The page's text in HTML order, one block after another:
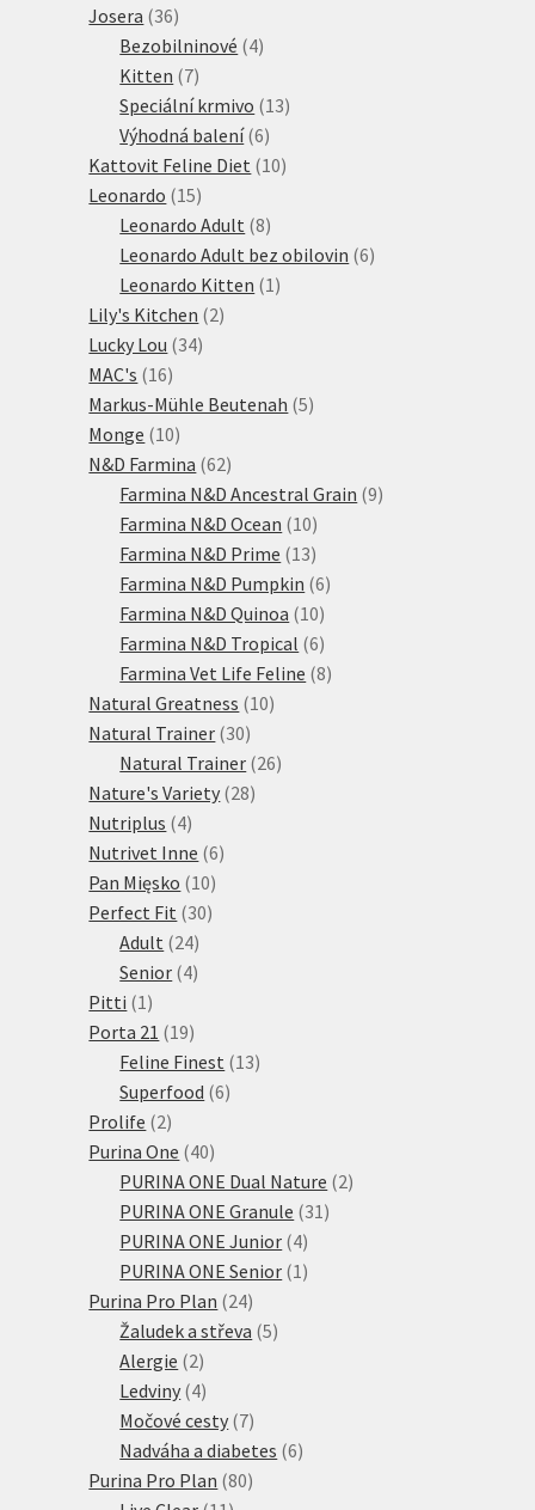
Josera 3636
produktů
Bezobilninové 44
Kitten 77
produktů
Speciální krmivo 1313
Výhodná balení 66
produktů
Kattovit Feline Diet 1010
Leonardo 1515
produktů
Leonardo Adult 88
produktů
Leonardo Adult bez obilovin 66
Leonardo Kitten 1 1
Lily's Kitchen 22
Lucky Lou 3434
MAC's 1616
produktů
Markus-Mühle Beutenah 55
Monge 1010
produktů
N&D Farmina 6262
produktů
Farmina N&D Ancestral Grain 99
Farmina N&D Ocean 1010
produktů
Farmina N&D Prime 1313
produktů
Farmina N&D Pumpkin 66
Farmina N&D Quinoa 1010
produktů
Farmina N&D Tropical 66
produktů
Farmina Vet Life Feline 88
Natural Greatness 1010
Natural Trainer 3030
produktů
Natural Trainer 2626
Nature's Variety 2828
Nutriplus 44
produkty
Nutrivet Inne 66
Pan Mięsko 1010
produktů
Perfect Fit 3030
Adult 2424
produktů
Senior 44
Pitti 1 1
produkt
Porta 21 1919
produktů
Feline Finest 1313
Superfood 66
Prolife 22
produkty
Purina One 4040
produktů
PURINA ONE Dual Nature 22
PURINA ONE Granule 31 31
PURINA ONE Junior 44
produkty
PURINA ONE Senior 1 1
Purina Pro Plan 2424
produktů
Žaludek a střeva 55
Alergie 22
produkty
Ledviny 44
produkty
Močové cesty 77
produktů
Nadváha a diabetes 66
Purina Pro Plan 8080